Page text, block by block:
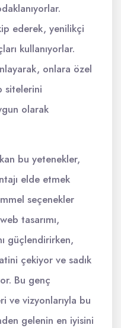
ederek, yenilikçi
kullanıyorlar.
onlara özel
sitelerini
olarak
bu yetenekler,
elde etmek
seçenekler
tasarımı,
güçlendirirken,
çekiyor ve sadık
Bu genç
ve vizyonlarıyla bu
gelenin en iyisini